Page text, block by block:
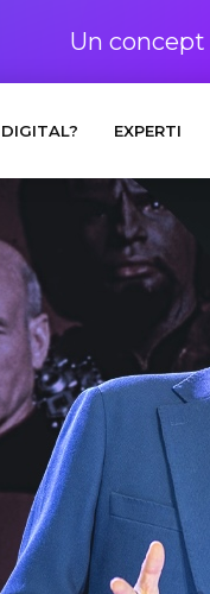
Un concept
EXPERTI